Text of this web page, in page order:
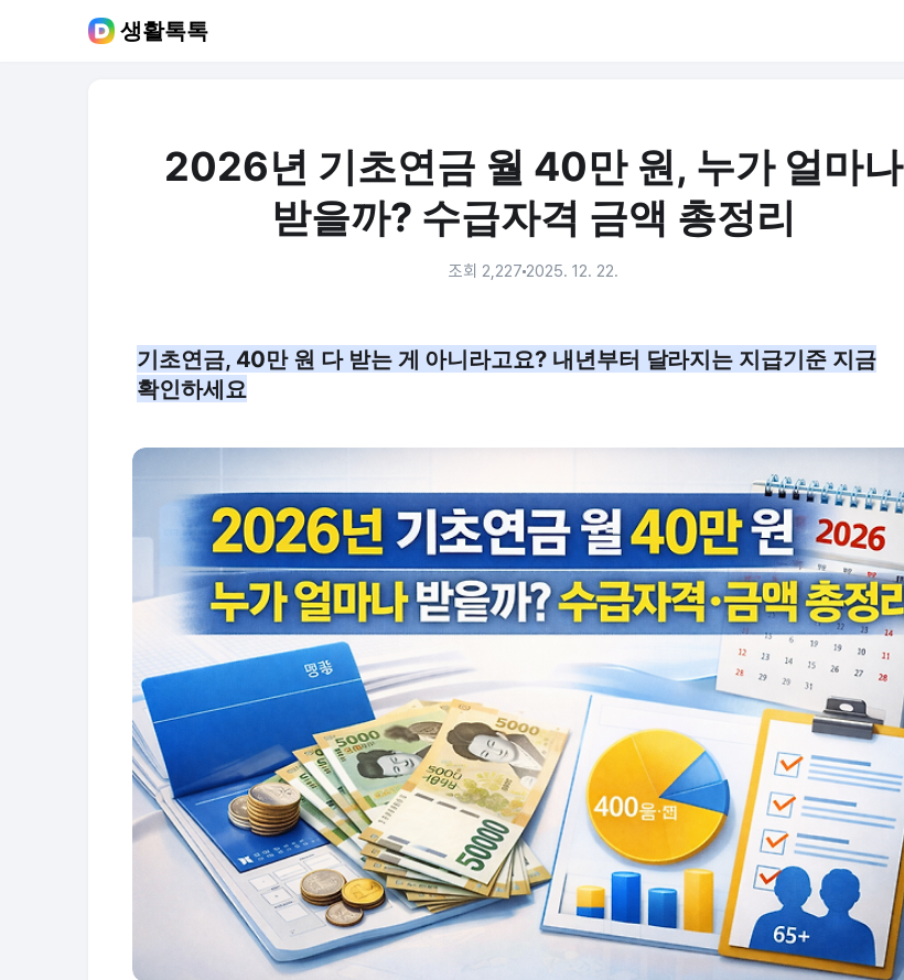
생활톡톡
2026년 기초연금 월 40만 원, 누가 얼마나
받을까? 수급자격 금액 총정리
조회 2,227 2025. 12. 22.
기초연금, 40만 원 다 받는 게 아니라고요? 내년부터 달라지는 지급기준 지금
확인하세요